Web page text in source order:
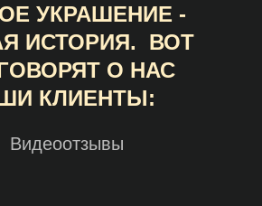
УКРАШЕНИЕ -
ИСТОРИЯ. ВОТ
О НАС
КЛИЕНТЫ:
Видеоотзывы